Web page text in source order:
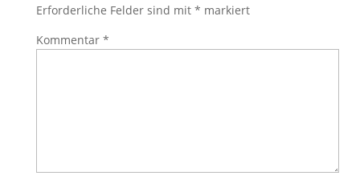
Erforderliche Felder sind mit * markiert
Kommentar *